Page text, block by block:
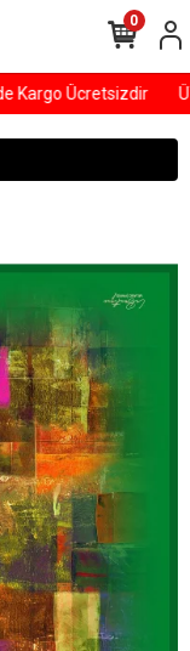
Ücretsizdir
0